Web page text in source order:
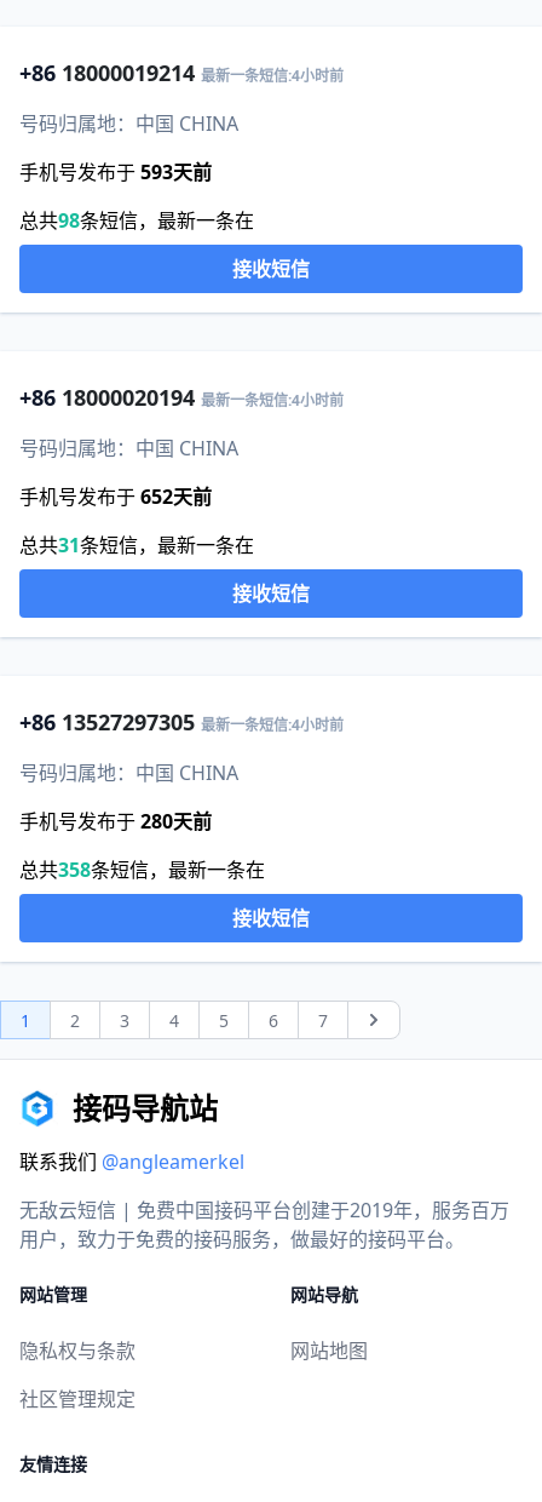
+86 18000019214 最新一条短信:4小时前
号码归属地：中国 CHINA
手机号发布于593天前
总共98条短信，最新一条在
接收短信
+86 18000020194 最新一条短信:4小时前
号码归属地：中国 CHINA
手机号发布于652天前
总共31条短信，最新一条在
接收短信
+86 13527297305 最新一条短信:4小时前
号码归属地：中国 CHINA
手机号发布于280天前
总共358条短信，最新一条在
接收短信
1 2 3 4 5 6 7 Next
接码导航站
联系我们 @angleamerkel
无敌云短信 | 免费中国接码平台创建于2019年，服务百万
用户，致力于免费的接码服务，做最好的接码平台。
网站管理
隐私权与条款
社区管理规定
网站导航
网站地图
友情连接